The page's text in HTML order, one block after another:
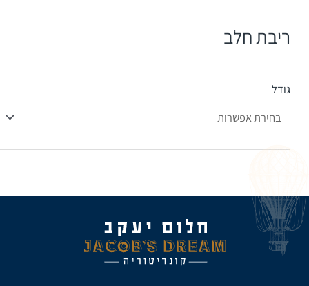
ריבת חלב
גודל